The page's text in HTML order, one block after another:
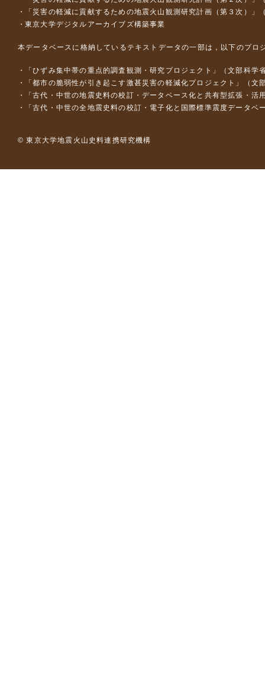
「災害の軽減に貢献するための地震火山観測研究計画（第３次）」
東京大学デジタルアーカイブズ構築事業
本データベースに格納しているテキストデータの一部は，以下のプロ
「ひずみ集中帯の重点的調査観測・研究プロジェクト」（文部科
「都市の脆弱性が引き起こす激甚災害の軽減化プロジェクト」（
「古代・中世の地震史料の校訂・データベース化と共有型拡張・
「古代・中世の全地震史料の校訂・電子化と国際標準震度データ
© 東京大学地震火山史料連携研究機構